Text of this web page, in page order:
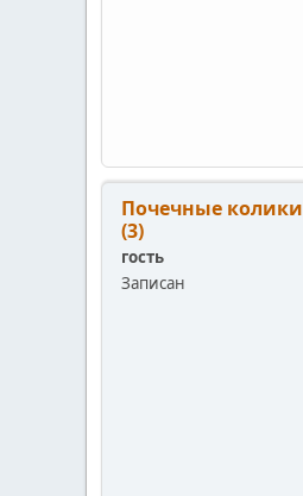
Почечные колики
(3)
гость
Записан